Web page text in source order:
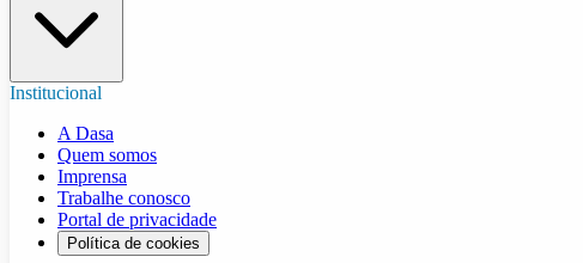
Institucional
A Dasa
Quem somos
Imprensa
Trabalhe conosco
Portal de privacidade
Política de cookies